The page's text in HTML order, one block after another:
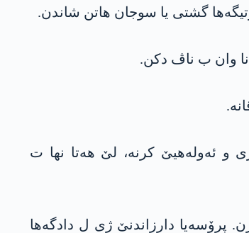
وان ب ناڤ دکن.
و ئەولەهیێ کرنە، لێ هەتا نها ت
پرۆسەیا دارزاندنێ ژی ل دادگەها